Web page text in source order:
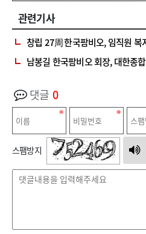
관련기사
창립 27周 한국팜비오, 임직원 복
남봉길 한국팜비오 회장, 대한종
댓글 0
스팸방지